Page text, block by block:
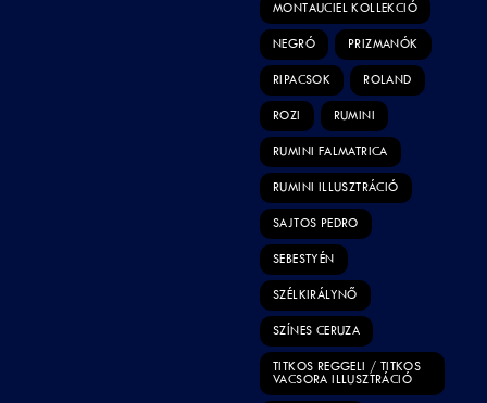
MONTAUCIEL KOLLEKCIÓ
NEGRÓ PRIZMANÓK
RIPACSOK ROLAND
ROZI RUMINI
RUMINI FALMATRICA
RUMINI ILLUSZTRÁCIÓ
SAJTOS PEDRO
SEBESTYÉN
SZÉLKIRÁLYNŐ
SZÍNES CERUZA
TITKOS REGGELI / TITKOS
VACSORA ILLUSZTRÁCIÓ